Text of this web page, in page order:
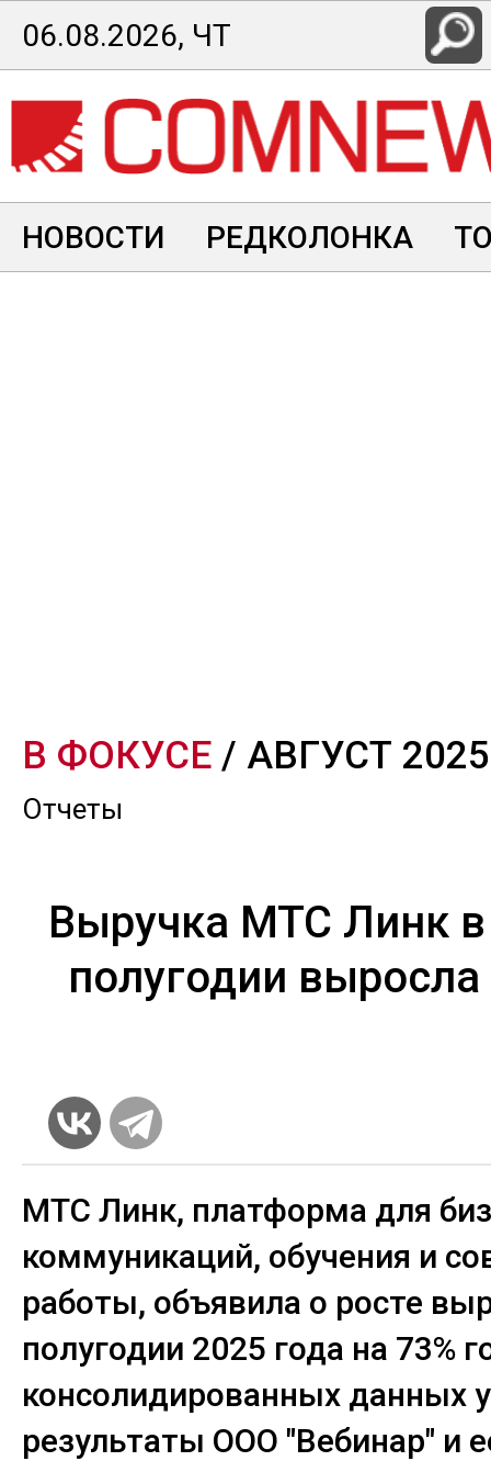
Перейти
к
основному
содержанию
06.08.2026, ЧТ
НОВОСТИ РЕДКОЛОНКА
В ФОКУСЕ / АВГУСТ 2025
Отчеты
Выручка МТС Линк
полугодии выросла
МТС Линк, платформа для
коммуникаций, обучения и
работы, объявила о росте
полугодии 2025 года на 73%
консолидированных данных
результаты ООО "Вебинар" и